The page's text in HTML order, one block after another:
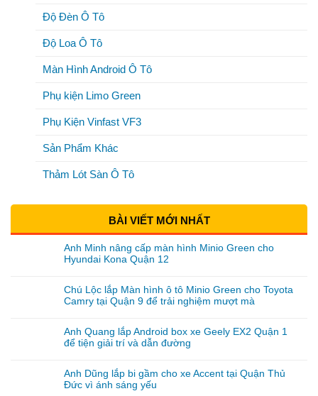
Độ Đèn Ô Tô
Độ Loa Ô Tô
Màn Hình Android Ô Tô
Phụ kiện Limo Green
Phụ Kiện Vinfast VF3
Sản Phẩm Khác
Thảm Lót Sàn Ô Tô
BÀI VIẾT MỚI NHẤT
Anh Minh nâng cấp màn hình Minio Green cho
Hyundai Kona Quận 12
Chú Lộc lắp Màn hình ô tô Minio Green cho Toyota
Camry tại Quận 9 để trải nghiệm mượt mà
Anh Quang lắp Android box xe Geely EX2 Quận 1
để tiện giải trí và dẫn đường
Anh Dũng lắp bi gầm cho xe Accent tại Quận Thủ
Đức vì ánh sáng yếu